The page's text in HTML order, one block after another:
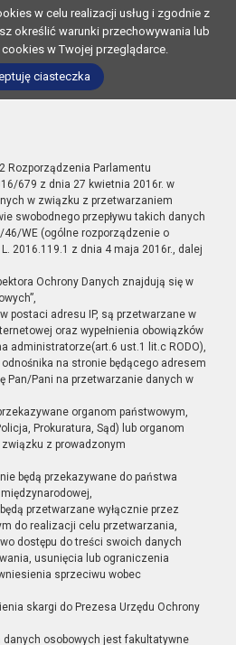
w celu realizacji usług i zgodnie z
określić warunki przechowywania lub
w Twojej przeglądarce.
ciasteczka
Rozporządzenia Parlamentu
679 z dnia 27 kwietnia 2016r. w
w związku z przetwarzaniem
swobodnego przepływu takich danych
WE (ogólne rozporządzenie o
2016.119.1 z dnia 4 maja 2016r., dalej
Ochrony Danych znajdują się w
postaci adresu IP, są przetwarzane w
oraz wypełnienia obowiązków
administratorze(art.6 ust.1 lit.c RODO),
na stronie będącego adresem
Pan/Pani na przetwarzanie danych w
organom państwowym,
Prokuratura, Sąd) lub organom
z prowadzonym
będą przekazywane do państwa
przetwarzane wyłącznie przez
do realizacji celu przetwarzania,
dostępu do treści swoich danych
usunięcia lub ograniczenia
sprzeciwu wobec
skargi do Prezesa Urzędu Ochrony
danych osobowych jest fakultatywne